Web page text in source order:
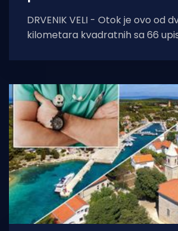
DRVENIK VELI - Otok je ovo od
kilometara kvadratnih sa 66
medicinskom skrbi i bez